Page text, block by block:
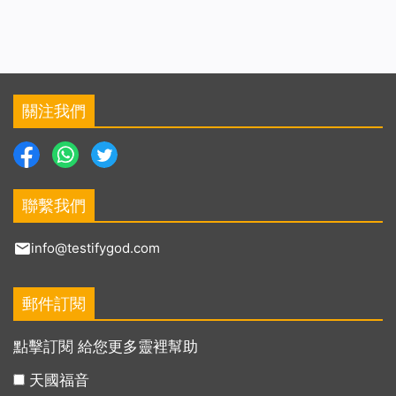
關注我們
聯繫我們
info@testifygod.com
郵件訂閱
點擊訂閱 給您更多靈裡幫助
天國福音